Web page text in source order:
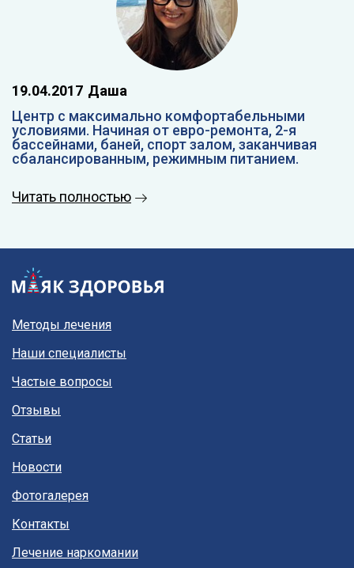
19.04.2017 Даша
Центр с максимально комфортабельными
условиями. Начиная от евро-ремонта, 2-я
бассейнами, баней, спорт залом, заканчивая
сбалансированным, режимным питанием.
Читать полностью
Методы лечения
Наши специалисты
Частые вопросы
Отзывы
Статьи
Новости
Фотогалерея
Контакты
Лечение наркомании